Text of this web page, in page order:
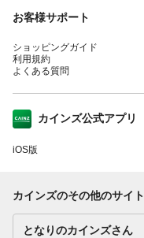
お客様サポート
ショッピングガイド
利用規約
よくある質問
カインズ公式アプリ
iOS版
カインズのその他のサイト
となりのカインズさん